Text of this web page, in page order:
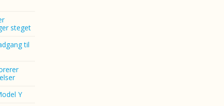
steget
til
Y